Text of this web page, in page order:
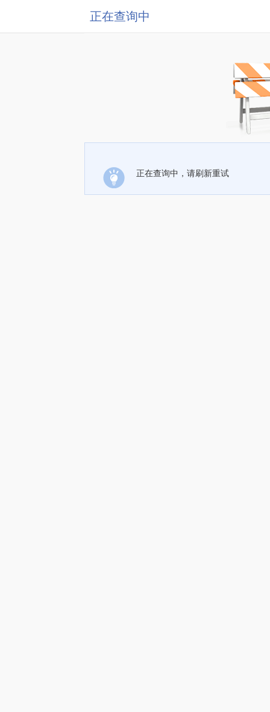
正在查询中
正在查询中，请刷新重试